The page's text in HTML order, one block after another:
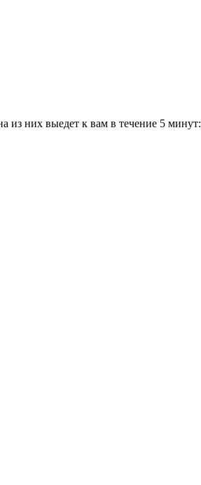
из них выедет к вам в течение 5 минут: